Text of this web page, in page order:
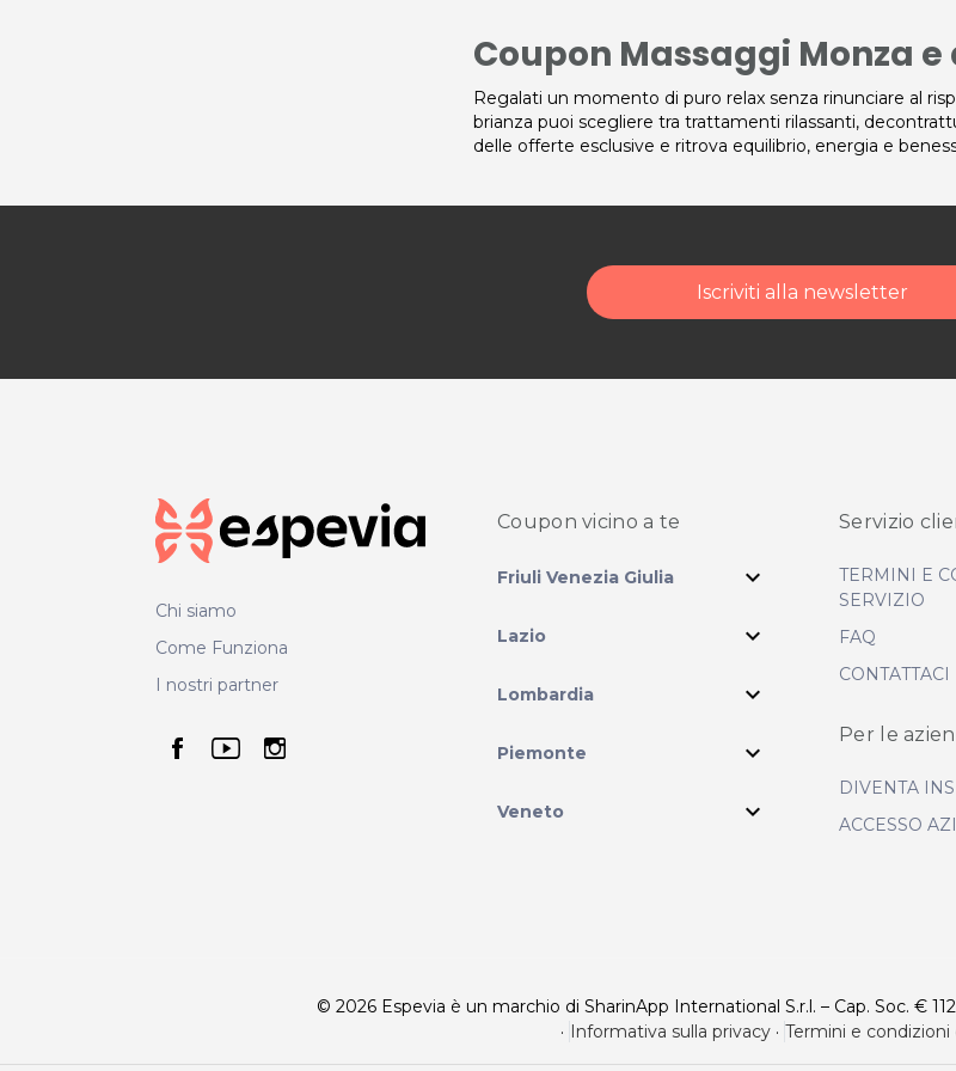
Coupon Massaggi Monza
Regalati un momento di puro relax senza rinunciare al
brianza puoi scegliere tra trattamenti rilassanti,
delle offerte esclusive e ritrova equilibrio, energia e
Iscriviti alla newsletter
Chi siamo
Come Funziona
I nostri partner
seguici su facebook
seguici su youtube
seguici su instagram
Coupon vicino a te
Friuli Venezia Giulia expand_more
Lazio expand_more
Lombardia expand_more
Piemonte expand_more
Veneto expand_more
Servizio
TERMINI E
SERVIZIO
FAQ
CONTATTACI
Per le
DIVENTA
ACCESSO
© 2026 Espevia è un marchio di SharinApp International S.r.l. – Cap. Soc. €
·
Informativa sulla privacy· Termini e condizioni